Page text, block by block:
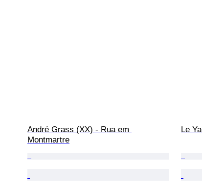
André Grass (XX) - Rua em
Montmartre
Le